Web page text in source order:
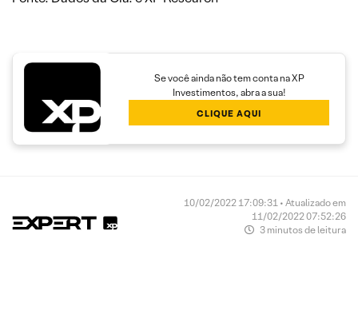
Se você ainda não tem conta na XP
Investimentos, abra a sua!
CLIQUE AQUI
10/02/2022 17:09:31 • Atualizado em
11/02/2022 07:52:26
3 minutos de leitura